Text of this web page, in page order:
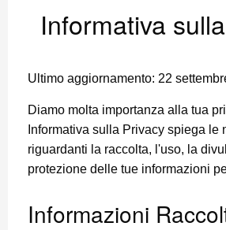
Informativa
Ultimo aggiornamento: 22
Diamo molta importanza alla tua
Informativa sulla Privacy spiega le
riguardanti la raccolta, l'uso, la
protezione delle tue informazioni
Informazioni